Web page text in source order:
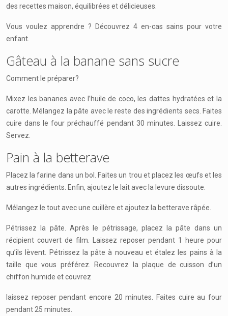
des recettes maison, équilibrées et délicieuses.
Vous voulez apprendre ? Découvrez 4 en-cas sains pour votre
enfant.
Gâteau à la banane sans sucre
Comment le préparer?
Mixez les bananes avec l’huile de coco, les dattes hydratées et la
carotte. Mélangez la pâte avec le reste des ingrédients secs. Faites
cuire dans le four préchauffé pendant 30 minutes. Laissez cuire.
Servez.
Pain à la betterave
Placez la farine dans un bol. Faites un trou et placez les œufs et les
autres ingrédients. Enfin, ajoutez le lait avec la levure dissoute.
Mélangez le tout avec une cuillère et ajoutez la betterave râpée.
Pétrissez la pâte. Après le pétrissage, placez la pâte dans un
récipient couvert de film. Laissez reposer pendant 1 heure pour
qu’ils lèvent. Pétrissez la pâte à nouveau et étalez les pains à la
taille que vous préférez. Recouvrez la plaque de cuisson d’un
chiffon humide et couvrez
laissez reposer pendant encore 20 minutes. Faites cuire au four
pendant 25 minutes.